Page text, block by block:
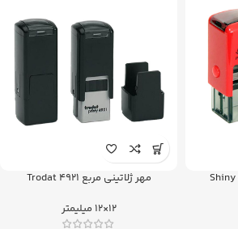
مهر ژلاتینی مربع Trodat 4921
12×12 میلیمتر